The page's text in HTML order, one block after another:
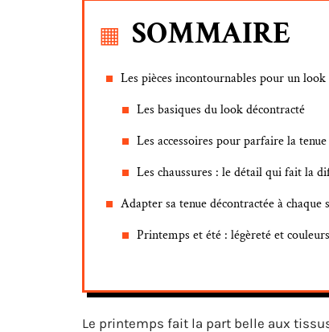
SOMMAIRE
Les pièces incontournables pour un
Les basiques du look décontracté
Les accessoires pour parfaire la tenue
Les chaussures : le détail qui fait la
Adapter sa tenue décontractée à chaque
Printemps et été : légèreté et
Le printemps fait la part belle aux